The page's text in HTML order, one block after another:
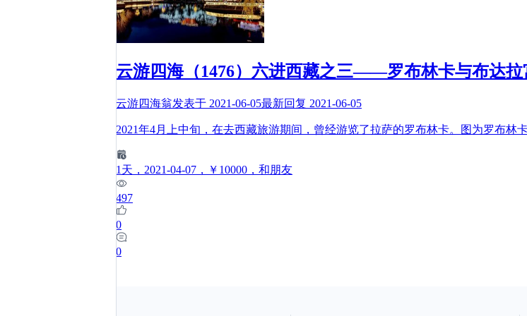
云游四海（1476）六进西藏之三——罗布林卡与布达拉
云游四海翁发表于 2021-06-05最新回复 2021-06-05
2021年4月上中旬，在去西藏旅游期间，曾经游览了拉萨的罗布林卡。图为罗布林
1 天 ，2021-04-07 ，￥10000 ，和朋友
497
0
0